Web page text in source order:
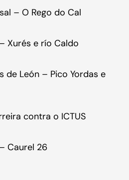
– O Rego do Cal
Xurés e río Caldo
de León – Pico Yordas e
contra o ICTUS
Caurel 26